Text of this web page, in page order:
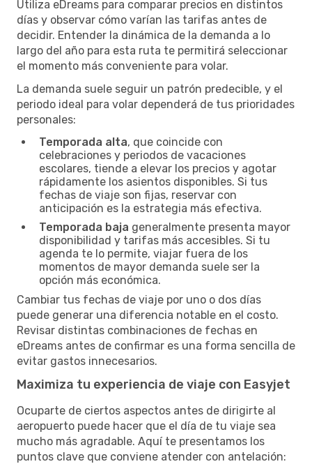
Utiliza eDreams para comparar precios en distintos
días y observar cómo varían las tarifas antes de
decidir. Entender la dinámica de la demanda a lo
largo del año para esta ruta te permitirá seleccionar
el momento más conveniente para volar.
La demanda suele seguir un patrón predecible, y el
periodo ideal para volar dependerá de tus prioridades
personales:
Temporada alta, que coincide con
celebraciones y periodos de vacaciones
escolares, tiende a elevar los precios y agotar
rápidamente los asientos disponibles. Si tus
fechas de viaje son fijas, reservar con
anticipación es la estrategia más efectiva.
Temporada baja generalmente presenta mayor
disponibilidad y tarifas más accesibles. Si tu
agenda te lo permite, viajar fuera de los
momentos de mayor demanda suele ser la
opción más económica.
Cambiar tus fechas de viaje por uno o dos días
puede generar una diferencia notable en el costo.
Revisar distintas combinaciones de fechas en
eDreams antes de confirmar es una forma sencilla de
evitar gastos innecesarios.
Maximiza tu experiencia de viaje con Easyjet
Ocuparte de ciertos aspectos antes de dirigirte al
aeropuerto puede hacer que el día de tu viaje sea
mucho más agradable. Aquí te presentamos los
puntos clave que conviene atender con antelación: